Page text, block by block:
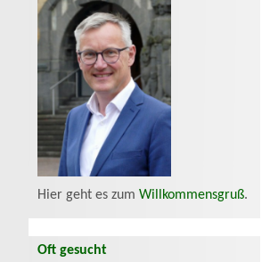
Hier geht es zum Willkommensgruß.
Oft gesucht